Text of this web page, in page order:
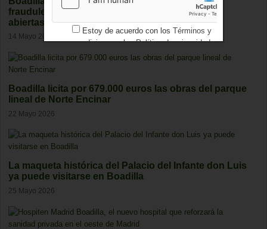
fraudulento y mantiene varias investigaciones
abiertas
14 Mayo 2026
Boadilla licita por 679.000 euros las obras del parque
lineal de Norte Encinar
22 Mayo 2026
La maqueta histórica del Palacio del Infante don Luis
ya puede visitarse en Boadilla
25 Mayo 2026
Estoy de acuerdo con los Términos y
condicionesy losPolítica de privacidad